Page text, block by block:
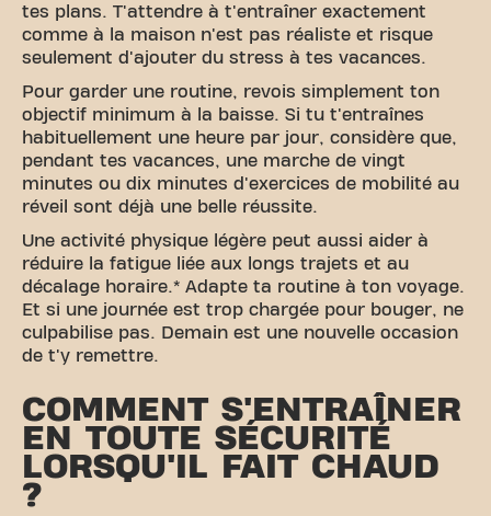
tes plans. T'attendre à t'entraîner exactement
comme à la maison n'est pas réaliste et risque
seulement d'ajouter du stress à tes vacances.
Pour garder une routine, revois simplement ton
objectif minimum à la baisse. Si tu t'entraînes
habituellement une heure par jour, considère que,
pendant tes vacances, une marche de vingt
minutes ou dix minutes d'exercices de mobilité au
réveil sont déjà une belle réussite.
Une activité physique légère peut aussi aider à
réduire la fatigue liée aux longs trajets et au
décalage horaire.* Adapte ta routine à ton voyage.
Et si une journée est trop chargée pour bouger, ne
culpabilise pas. Demain est une nouvelle occasion
de t'y remettre.
COMMENT S'ENTRAÎNER
EN TOUTE SÉCURITÉ
LORSQU'IL FAIT CHAUD
?